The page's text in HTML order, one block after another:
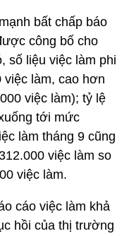
bất chấp báo
công bố cho
số liệu việc làm phi
việc làm, cao hơn
việc làm); tỷ lệ
tới mức
làm tháng 9 cũng
việc làm so
việc làm.
cáo việc làm khả
hồi của thị trường